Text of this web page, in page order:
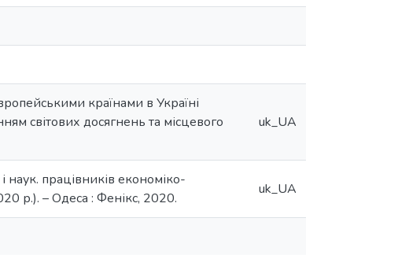
країнами в Україні
світових досягнень та місцевого
uk_UA
наук. працівників економіко-
р.). – Одеса : Фенікс, 2020.
uk_UA